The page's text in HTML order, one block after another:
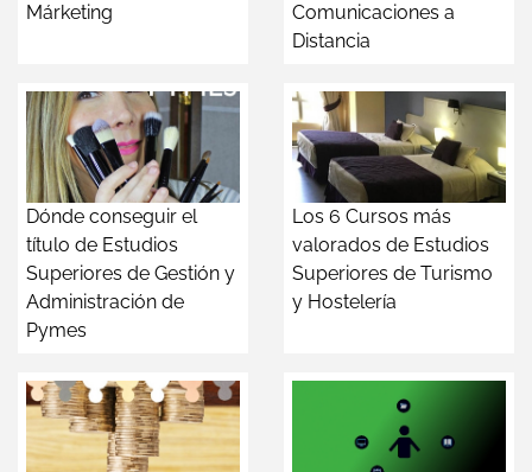
Márketing
Comunicaciones a
Distancia
Dónde conseguir el
título de Estudios
Superiores de Gestión y
Administración de
Pymes
Los 6 Cursos más
valorados de Estudios
Superiores de Turismo
y Hostelería